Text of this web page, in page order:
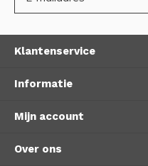
Klantenservice
Informatie
Mijn account
Over ons